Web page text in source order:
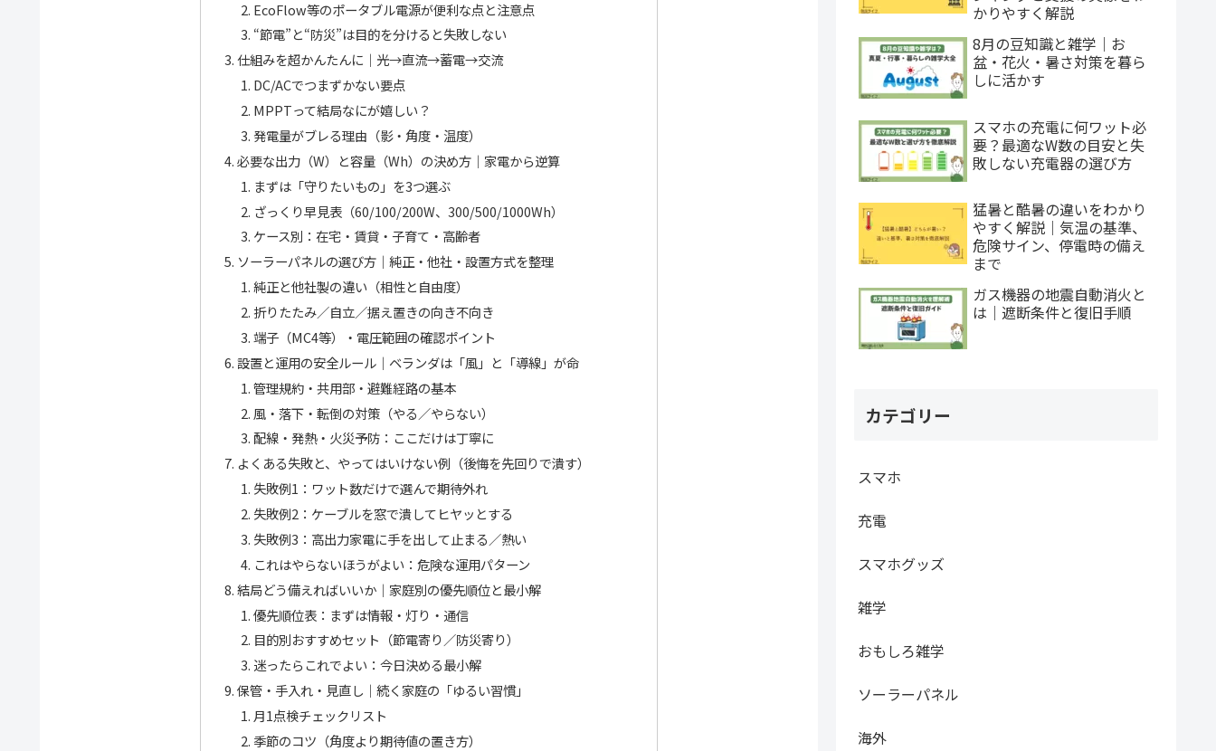
EcoFlow等のポータブル電源が便利な点と注意点
“節電”と“防災”は目的を分けると失敗しない
仕組みを超かんたんに｜光→直流→蓄電→交流
DC/ACでつまずかない要点
MPPTって結局なにが嬉しい？
発電量がブレる理由（影・角度・温度）
必要な出力（W）と容量（Wh）の決め方｜家電から逆算
まずは「守りたいもの」を3つ選ぶ
ざっくり早見表（60/100/200W、300/500/1000Wh）
ケース別：在宅・賃貸・子育て・高齢者
ソーラーパネルの選び方｜純正・他社・設置方式を整理
純正と他社製の違い（相性と自由度）
折りたたみ／自立／据え置きの向き不向き
端子（MC4等）・電圧範囲の確認ポイント
設置と運用の安全ルール｜ベランダは「風」と「導線」が命
管理規約・共用部・避難経路の基本
風・落下・転倒の対策（やる／やらない）
配線・発熱・火災予防：ここだけは丁寧に
よくある失敗と、やってはいけない例（後悔を先回りで潰す）
失敗例1：ワット数だけで選んで期待外れ
失敗例2：ケーブルを窓で潰してヒヤッとする
失敗例3：高出力家電に手を出して止まる／熱い
これはやらないほうがよい：危険な運用パターン
結局どう備えればいいか｜家庭別の優先順位と最小解
優先順位表：まずは情報・灯り・通信
目的別おすすめセット（節電寄り／防災寄り）
迷ったらこれでよい：今日決める最小解
保管・手入れ・見直し｜続く家庭の「ゆるい習慣」
月1点検チェックリスト
季節のコツ（角度より期待値の置き方）
かりやすく解説
8月の豆知識と雑学｜お
盆・花火・暑さ対策を暮ら
しに活かす
スマホの充電に何ワット必
要？最適なW数の目安と失
敗しない充電器の選び方
猛暑と酷暑の違いをわかり
やすく解説｜気温の基準、
危険サイン、停電時の備え
まで
ガス機器の地震自動消火と
は｜遮断条件と復旧手順
カテゴリー
スマホ
充電
スマホグッズ
雑学
おもしろ雑学
ソーラーパネル
海外